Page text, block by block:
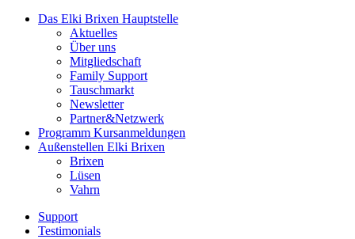
Das Elki Brixen Hauptstelle
Aktuelles
Über uns
Mitgliedschaft
Family Support
Tauschmarkt
Newsletter
Partner&Netzwerk
Programm Kursanmeldungen
Außenstellen Elki Brixen
Brixen
Lüsen
Vahrn
Support
Testimonials